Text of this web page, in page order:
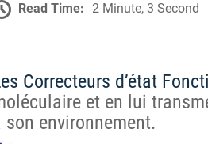
Read Time: 2 Minute, 3 Second
Correcteurs d’état
et en lui
son environnement.